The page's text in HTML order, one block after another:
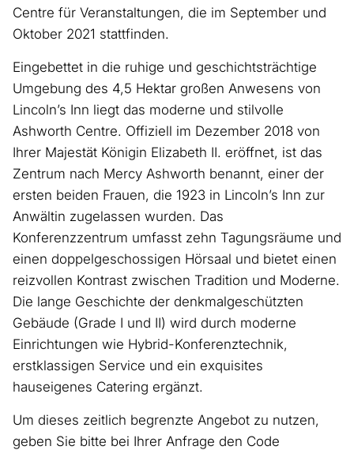
Centre für Veranstaltungen, die im September und
Oktober 2021 stattfinden.
Eingebettet in die ruhige und geschichtsträchtige
Umgebung des 4,5 Hektar großen Anwesens von
Lincoln’s Inn liegt das moderne und stilvolle
Ashworth Centre. Offiziell im Dezember 2018 von
Ihrer Majestät Königin Elizabeth II. eröffnet, ist das
Zentrum nach Mercy Ashworth benannt, einer der
ersten beiden Frauen, die 1923 in Lincoln’s Inn zur
Anwältin zugelassen wurden. Das
Konferenzzentrum umfasst zehn Tagungsräume und
einen doppelgeschossigen Hörsaal und bietet einen
reizvollen Kontrast zwischen Tradition und Moderne.
Die lange Geschichte der denkmalgeschützten
Gebäude (Grade I und II) wird durch moderne
Einrichtungen wie Hybrid-Konferenztechnik,
erstklassigen Service und ein exquisites
hauseigenes Catering ergänzt.
Um dieses zeitlich begrenzte Angebot zu nutzen,
geben Sie bitte bei Ihrer Anfrage den Code